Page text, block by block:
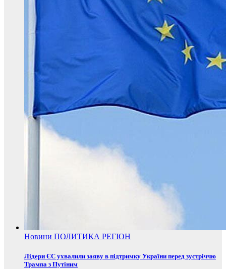
Новини ПОЛИТИКА РЕГІОН
Лідери ЄС ухвалили заяву в підтримку України перед зустріччю
Трампа з Путіним